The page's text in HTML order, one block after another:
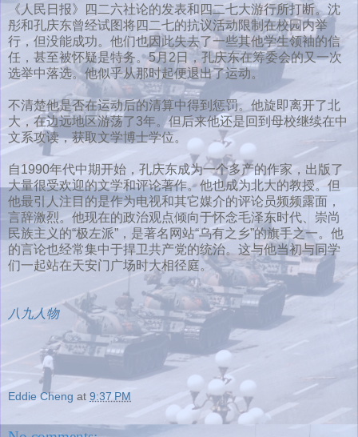
《人民日报》四二六社论的发表和四二七大游行所打断。沈
彤和孔庆东曾经试图将四二七的抗议活动限制在校园内举
行，但没能成功。他们也因此失去了一些其他学生领袖的信
任，甚至被怀疑是特务。5月2日，孔庆东在筹委会的又一次
选举中落选。他似乎从那时起便退出了运动。
不清楚他是否在运动后的清算中得到惩罚。他旋即离开了北
大，在边远地区游荡了3年。但后来他还是回到母校继续在中
文系攻读，获取文学博士学位。
自1990年代中期开始，孔庆东成为一个多产的作家，出版了
大量很受欢迎的文学和评论著作。他也成为北大的教授。但
他最引人注目的是作为电视和其它媒介的评论员频频露面，
言辞激烈。他现在的政治观点倾向于怀念毛泽东时代、崇尚
民族主义的“极左派”，是著名网站“乌有之乡”的旗手之一。他
的言论也经常集中于捍卫共产党的统治。这与他当初与同学
们一起站在天安门广场时大相径庭。
八九人物
Eddie Cheng at 9:37 PM